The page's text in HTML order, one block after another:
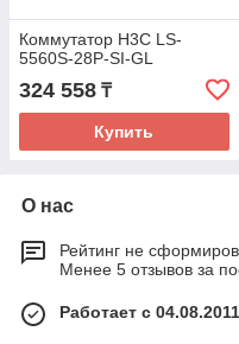
Коммутатор H3C LS-
5560S-28P-SI-GL
324 558 ₸
Купить
О нас
Рейтинг не
Менее 5 отзывов за
Работает с 04.08.2011